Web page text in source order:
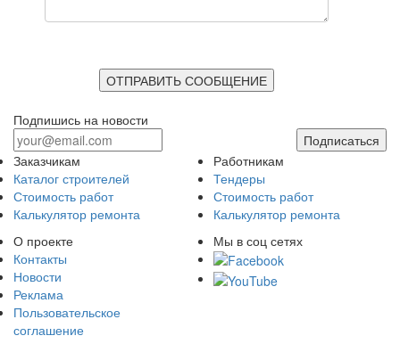
ОТПРАВИТЬ СООБЩЕНИЕ
Подпишись на новости
Подписаться
Заказчикам
Каталог строителей
Стоимость работ
Калькулятор ремонта
Работникам
Тендеры
Стоимость работ
Калькулятор ремонта
О проекте
Контакты
Новости
Реклама
Пользовательское
соглашение
Мы в соц сетях